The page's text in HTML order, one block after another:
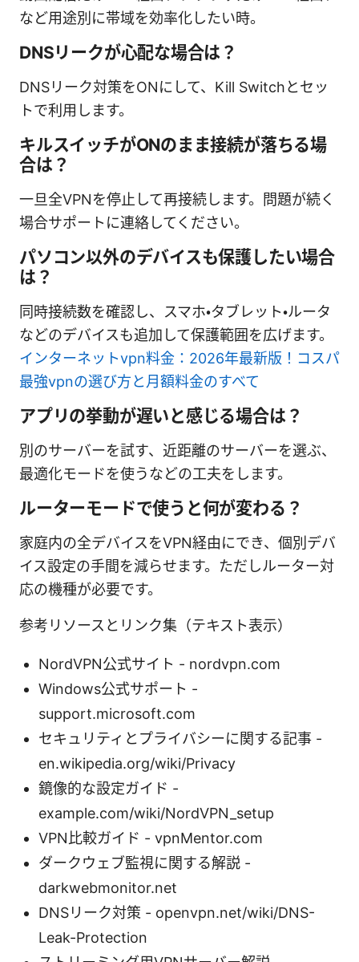
など用途別に帯域を効率化したい時。
DNSリークが心配な場合は？
DNSリーク対策をONにして、Kill Switchとセッ
トで利用します。
キルスイッチがONのまま接続が落ちる場
合は？
一旦全VPNを停止して再接続します。問題が続く
場合サポートに連絡してください。
パソコン以外のデバイスも保護したい場合
は？
同時接続数を確認し、スマホ・タブレット・ルータ
などのデバイスも追加して保護範囲を広げます。
インターネットvpn料金：2026年最新版！コスパ
最強vpnの選び方と月額料金のすべて
アプリの挙動が遅いと感じる場合は？
別のサーバーを試す、近距離のサーバーを選ぶ、
最適化モードを使うなどの工夫をします。
ルーターモードで使うと何が変わる？
家庭内の全デバイスをVPN経由にでき、個別デバ
イス設定の手間を減らせます。ただしルーター対
応の機種が必要です。
参考リソースとリンク集（テキスト表示）
NordVPN公式サイト - nordvpn.com
Windows公式サポート -
support.microsoft.com
セキュリティとプライバシーに関する記事 -
en.wikipedia.org/wiki/Privacy
鏡像的な設定ガイド -
example.com/wiki/NordVPN_setup
VPN比較ガイド - vpnMentor.com
ダークウェブ監視に関する解説 -
darkwebmonitor.net
DNSリーク対策 - openvpn.net/wiki/DNS-
Leak-Protection